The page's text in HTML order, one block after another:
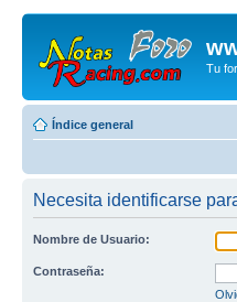
Tu
Índice general
Necesita identificarse
Nombre de Usuario:
Contraseña: